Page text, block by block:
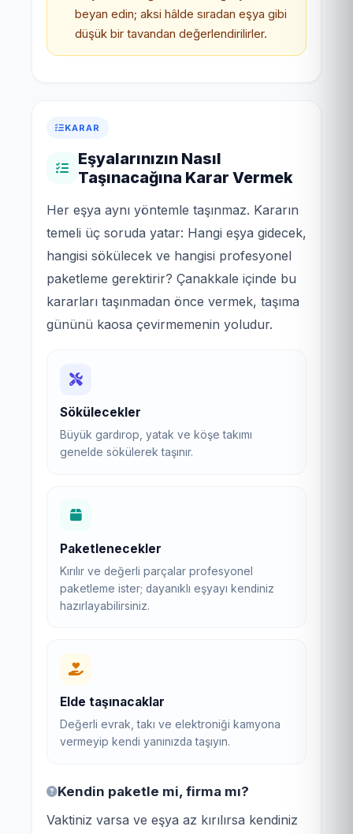
beyan edin; aksi hâlde sıradan eşya gibi
düşük bir tavandan değerlendirilirler.
KARAR
Eşyalarınızın Nasıl
Taşınacağına Karar Vermek
Her eşya aynı yöntemle taşınmaz. Kararın
temeli üç soruda yatar: Hangi eşya gidecek,
hangisi sökülecek ve hangisi profesyonel
paketleme gerektirir? Çanakkale içinde bu
kararları taşınmadan önce vermek, taşıma
gününü kaosa çevirmemenin yoludur.
Sökülecekler
Büyük gardırop, yatak ve köşe takımı
genelde sökülerek taşınır.
Paketlenecekler
Kırılır ve değerli parçalar profesyonel
paketleme ister; dayanıklı eşyayı kendiniz
hazırlayabilirsiniz.
Elde taşınacaklar
Değerli evrak, takı ve elektroniği kamyona
vermeyip kendi yanınızda taşıyın.
Kendin paketle mi, firma mı?
Vaktiniz varsa ve eşya az kırılırsa kendiniz